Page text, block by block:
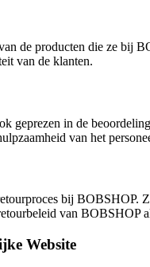
de producten die ze bij
van de klanten.
in de
van het
bij BOBSHOP.
van BOBSHOP
Website